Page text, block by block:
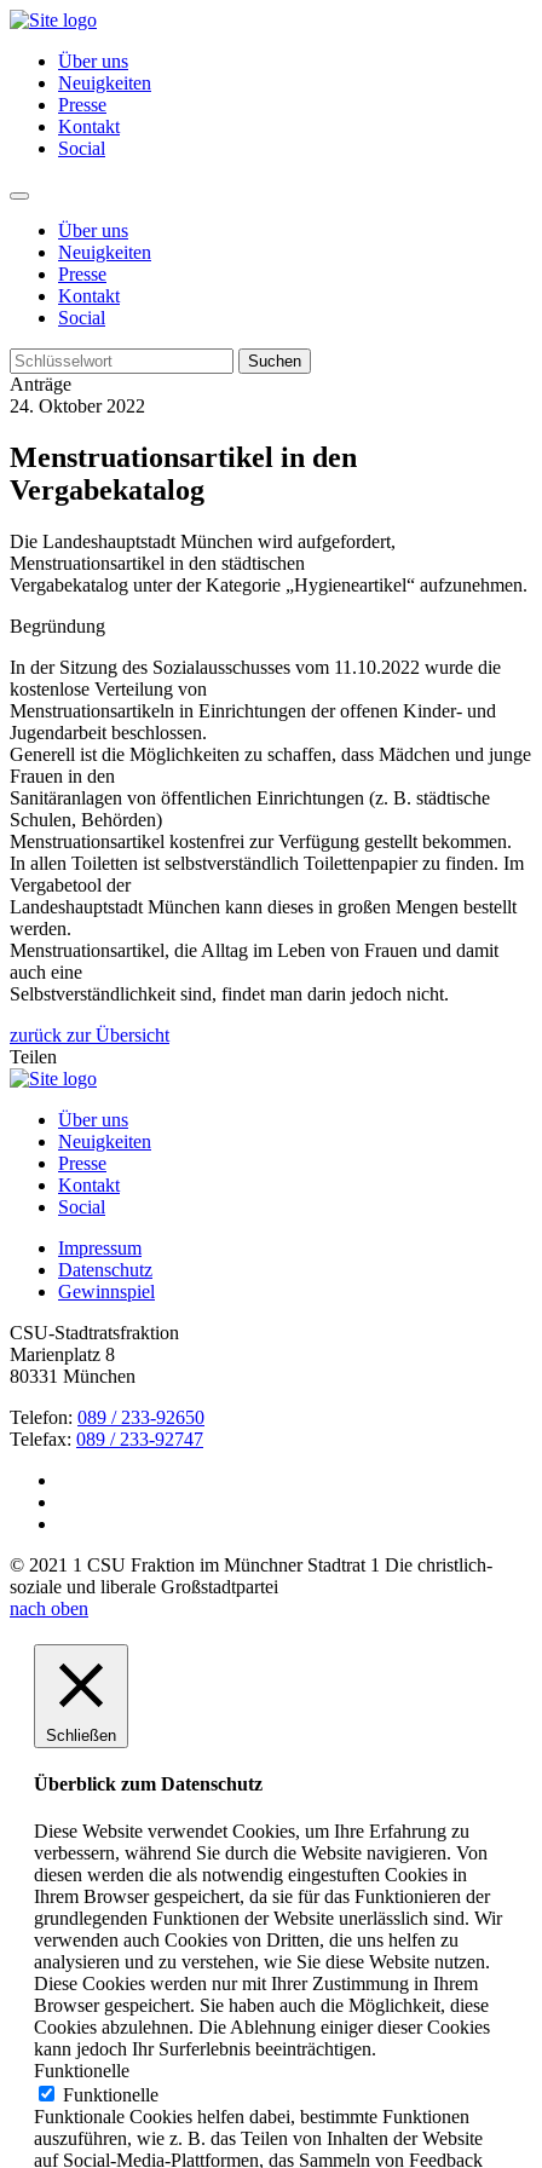
Über uns
Neuigkeiten
Presse
Kontakt
Social
Über uns
Neuigkeiten
Presse
Kontakt
Social
Suchen
Anträge
24. Oktober 2022
Menstruationsartikel in den
Vergabekatalog
Die Landeshauptstadt München wird aufgefordert,
Menstruationsartikel in den städtischen
Vergabekatalog unter der Kategorie „Hygieneartikel“ aufzunehmen.
Begründung
In der Sitzung des Sozialausschusses vom 11.10.2022 wurde die
kostenlose Verteilung von
Menstruationsartikeln in Einrichtungen der offenen Kinder- und
Jugendarbeit beschlossen.
Generell ist die Möglichkeiten zu schaffen, dass Mädchen und junge
Frauen in den
Sanitäranlagen von öffentlichen Einrichtungen (z. B. städtische
Schulen, Behörden)
Menstruationsartikel kostenfrei zur Verfügung gestellt bekommen.
In allen Toiletten ist selbstverständlich Toilettenpapier zu finden. Im
Vergabetool der
Landeshauptstadt München kann dieses in großen Mengen bestellt
werden.
Menstruationsartikel, die Alltag im Leben von Frauen und damit
auch eine
Selbstverständlichkeit sind, findet man darin jedoch nicht.
zurück zur Übersicht
Teilen
Über uns
Neuigkeiten
Presse
Kontakt
Social
Impressum
Datenschutz
Gewinnspiel
CSU-Stadtratsfraktion
Marienplatz 8
80331 München
Telefon: 089 / 233-92650
Telefax: 089 / 233-92747
© 2021 1 CSU Fraktion im Münchner Stadtrat 1 Die christlich-
soziale und liberale Großstadtpartei
nach oben
Schließen
Überblick zum Datenschutz
Diese Website verwendet Cookies, um Ihre Erfahrung zu
verbessern, während Sie durch die Website navigieren. Von
diesen werden die als notwendig eingestuften Cookies in
Ihrem Browser gespeichert, da sie für das Funktionieren der
grundlegenden Funktionen der Website unerlässlich sind. Wir
verwenden auch Cookies von Dritten, die uns helfen zu
analysieren und zu verstehen, wie Sie diese Website nutzen.
Diese Cookies werden nur mit Ihrer Zustimmung in Ihrem
Browser gespeichert. Sie haben auch die Möglichkeit, diese
Cookies abzulehnen. Die Ablehnung einiger dieser Cookies
kann jedoch Ihr Surferlebnis beeinträchtigen.
Funktionelle
Funktionelle
Funktionale Cookies helfen dabei, bestimmte Funktionen
auszuführen, wie z. B. das Teilen von Inhalten der Website
auf Social-Media-Plattformen, das Sammeln von Feedback